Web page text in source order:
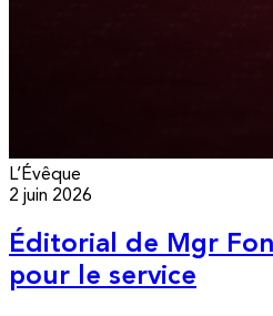
L’Évêque
2 juin 2026
Éditorial de Mgr
pour le service